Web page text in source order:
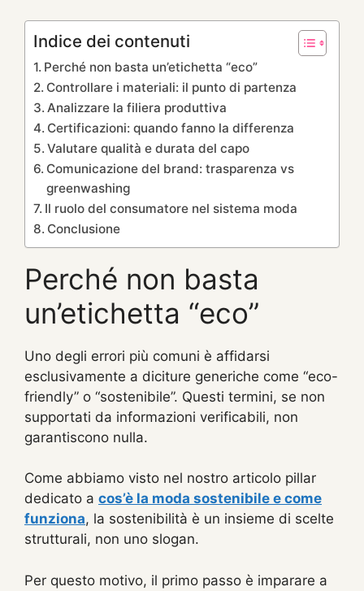
Indice dei contenuti
Perché non basta un’etichetta “eco”
Controllare i materiali: il punto di partenza
Analizzare la filiera produttiva
Certificazioni: quando fanno la differenza
Valutare qualità e durata del capo
Comunicazione del brand: trasparenza vs
greenwashing
Il ruolo del consumatore nel sistema moda
Conclusione
Perché non basta
un’etichetta “eco”
Uno degli errori più comuni è affidarsi
esclusivamente a diciture generiche come “eco-
friendly” o “sostenibile”. Questi termini, se non
supportati da informazioni verificabili, non
garantiscono nulla.
Come abbiamo visto nel nostro articolo pillar
dedicato a cos’è la moda sostenibile e come
funziona, la sostenibilità è un insieme di scelte
strutturali, non uno slogan.
Per questo motivo, il primo passo è imparare a